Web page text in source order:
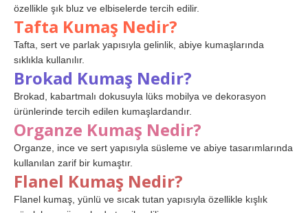
özellikle şık bluz ve elbiselerde tercih edilir.
Tafta Kumaş Nedir?
Tafta, sert ve parlak yapısıyla gelinlik, abiye kumaşlarında
sıklıkla kullanılır.
Brokad Kumaş Nedir?
Brokad, kabartmalı dokusuyla lüks mobilya ve dekorasyon
ürünlerinde tercih edilen kumaşlardandır.
Organze Kumaş Nedir?
Organze, ince ve sert yapısıyla süsleme ve abiye tasarımlarında
kullanılan zarif bir kumaştır.
Flanel Kumaş Nedir?
Flanel kumaş, yünlü ve sıcak tutan yapısıyla özellikle kışlık